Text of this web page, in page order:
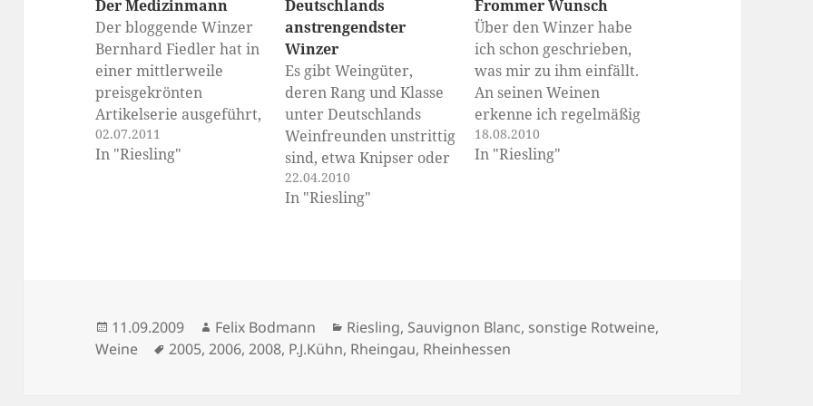
Der Medizinmann
Der bloggende Winzer
Bernhard Fiedler hat in
einer mittlerweile
preisgekrönten
Artikelserie ausgeführt,
warum bei gleicher
Traubenreife manche
Winzer einen Riesling
aus hochreifem Lesegut
02.07.2011
In "Riesling"
Deutschlands
anstrengendster
Winzer
Es gibt Weingüter,
deren Rang und Klasse
unter Deutschlands
Weinfreunden unstrittig
sind, etwa Knipser oder
Keller. Es gibt Güter, bei
deren Bewertung sich
oder Heger. Es gibt
solche, denen man nur
22.04.2010
In "Riesling"
Frommer Wunsch
Über den Winzer habe
ich schon geschrieben,
was mir zu ihm einfällt.
An seinen Weinen
erkenne ich regelmäßig
meine Grenzen. Ich
wünsche mir,
öffentliches Üben. P.J.
Kühn, Oestrich
18.08.2010
In "Riesling"
Veröffentlicht
am
11.09.2009 Autor
Felix Bodmann Kategorien
Riesling, Sauvignon Blanc, sonstige Rotweine,
Weine
Schlagwörter
2005,2006,2008, P.J.Kühn, Rheingau, Rheinhessen